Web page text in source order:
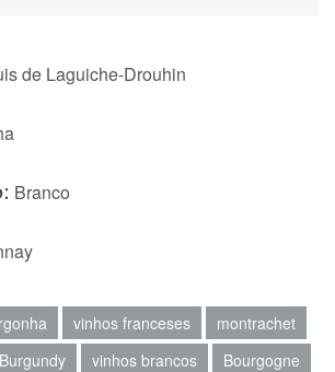
de Laguiche-Drouhin
Branco
vinhos franceses
montrachet
Burgundy vinhos brancos
Bourgogne